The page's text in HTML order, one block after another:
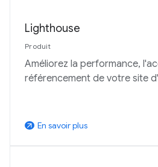
Lighthouse
Produit
Améliorez la performance,
référencement de votre site
arrow_outward En savoir plus